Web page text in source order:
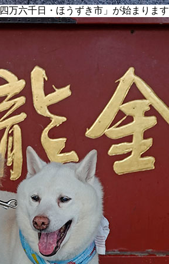
万六千日・ほうずき市」が始まりま